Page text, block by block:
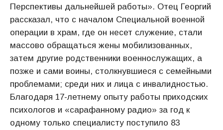
Перспективы дальнейшей работы». Отец Георгий
рассказал, что с началом Специальной военной
операции в храм, где он несет служение, стали
массово обращаться жены мобилизованных,
затем другие родственники военнослужащих, а
позже и сами воины, столкнувшиеся с семейными
проблемами; среди них и лица с инвалидностью.
Благодаря 17-летнему опыту работы приходских
психологов и «сарафанному радио» за год к
одному только специалисту поступило 83